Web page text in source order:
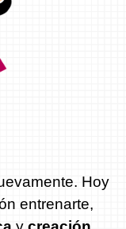
Hoy
entrenarte,